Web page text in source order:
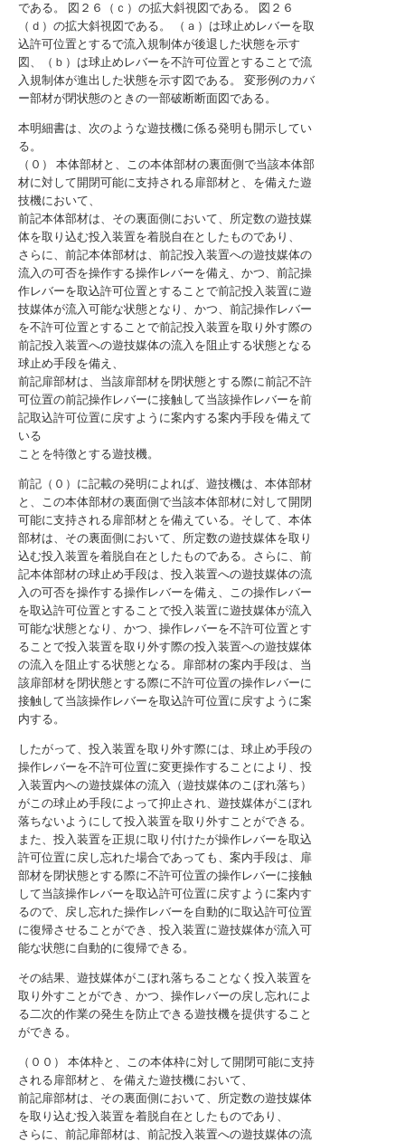
である。
図２６（ｃ）の拡大斜視図である。
図２６
（ｄ）の拡大斜視図である。
（ａ）は球止めレバーを取
込許可位置とするで流入規制体が後退した状態を示す
図、（ｂ）は球止めレバーを不許可位置とすることで流
入規制体が進出した状態を示す図である。
変形例のカバ
ー部材が閉状態のときの一部破断断面図である。
本明細書は、次のような遊技機に係る発明も開示してい
る。
（０） 本体部材と、この本体部材の裏面側で当該本体部
材に対して開閉可能に支持される扉部材と、を備えた遊
技機において、
前記本体部材は、その裏面側において、所定数の遊技媒
体を取り込む投入装置を着脱自在としたものであり、
さらに、前記本体部材は、前記投入装置への遊技媒体の
流入の可否を操作する操作レバーを備え、かつ、前記操
作レバーを取込許可位置とすることで前記投入装置に遊
技媒体が流入可能な状態となり、かつ、前記操作レバー
を不許可位置とすることで前記投入装置を取り外す際の
前記投入装置への遊技媒体の流入を阻止する状態となる
球止め手段を備え、
前記扉部材は、当該扉部材を閉状態とする際に前記不許
可位置の前記操作レバーに接触して当該操作レバーを前
記取込許可位置に戻すように案内する案内手段を備えて
いる
ことを特徴とする遊技機。
前記（０）に記載の発明によれば、遊技機は、本体部材
と、この本体部材の裏面側で当該本体部材に対して開閉
可能に支持される扉部材とを備えている。そして、本体
部材は、その裏面側において、所定数の遊技媒体を取り
込む投入装置を着脱自在としたものである。さらに、前
記本体部材の球止め手段は、投入装置への遊技媒体の流
入の可否を操作する操作レバーを備え、この操作レバー
を取込許可位置とすることで投入装置に遊技媒体が流入
可能な状態となり、かつ、操作レバーを不許可位置とす
ることで投入装置を取り外す際の投入装置への遊技媒体
の流入を阻止する状態となる。扉部材の案内手段は、当
該扉部材を閉状態とする際に不許可位置の操作レバーに
接触して当該操作レバーを取込許可位置に戻すように案
内する。
したがって、投入装置を取り外す際には、球止め手段の
操作レバーを不許可位置に変更操作することにより、投
入装置内への遊技媒体の流入（遊技媒体のこぼれ落ち）
がこの球止め手段によって抑止され、遊技媒体がこぼれ
落ちないようにして投入装置を取り外すことができる。
また、投入装置を正規に取り付けたが操作レバーを取込
許可位置に戻し忘れた場合であっても、案内手段は、扉
部材を閉状態とする際に不許可位置の操作レバーに接触
して当該操作レバーを取込許可位置に戻すように案内す
るので、戻し忘れた操作レバーを自動的に取込許可位置
に復帰させることができ、投入装置に遊技媒体が流入可
能な状態に自動的に復帰できる。
その結果、遊技媒体がこぼれ落ちることなく投入装置を
取り外すことができ、かつ、操作レバーの戻し忘れによ
る二次的作業の発生を防止できる遊技機を提供すること
ができる。
（００） 本体枠と、この本体枠に対して開閉可能に支持
される扉部材と、を備えた遊技機において、
前記扉部材は、その裏面側において、所定数の遊技媒体
を取り込む投入装置を着脱自在としたものであり、
さらに、前記扉部材は、前記投入装置への遊技媒体の流